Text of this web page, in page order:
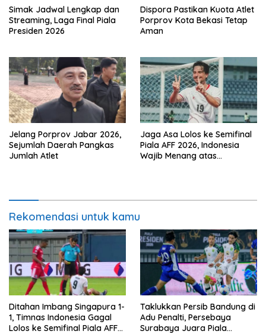
Simak Jadwal Lengkap dan
Streaming, Laga Final Piala
Presiden 2026
Dispora Pastikan Kuota Atlet
Porprov Kota Bekasi Tetap
Aman
Jelang Porprov Jabar 2026,
Sejumlah Daerah Pangkas
Jumlah Atlet
Jaga Asa Lolos ke Semifinal
Piala AFF 2026, Indonesia
Wajib Menang atas
Rekomendasi untuk kamu
Ditahan Imbang Singapura 1-
1, Timnas Indonesia Gagal
Lolos ke Semifinal Piala AFF
Taklukkan Persib Bandung di
Adu Penalti, Persebaya
Surabaya Juara Piala